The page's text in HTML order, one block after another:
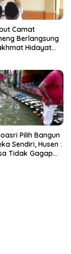
Camat
Berlangsung
Hidayat
Pilih Bangun
Sendiri, Husen :
Tidak Gagap